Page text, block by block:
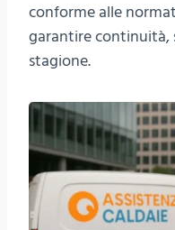
conforme alle
garantire continuità,
stagione.